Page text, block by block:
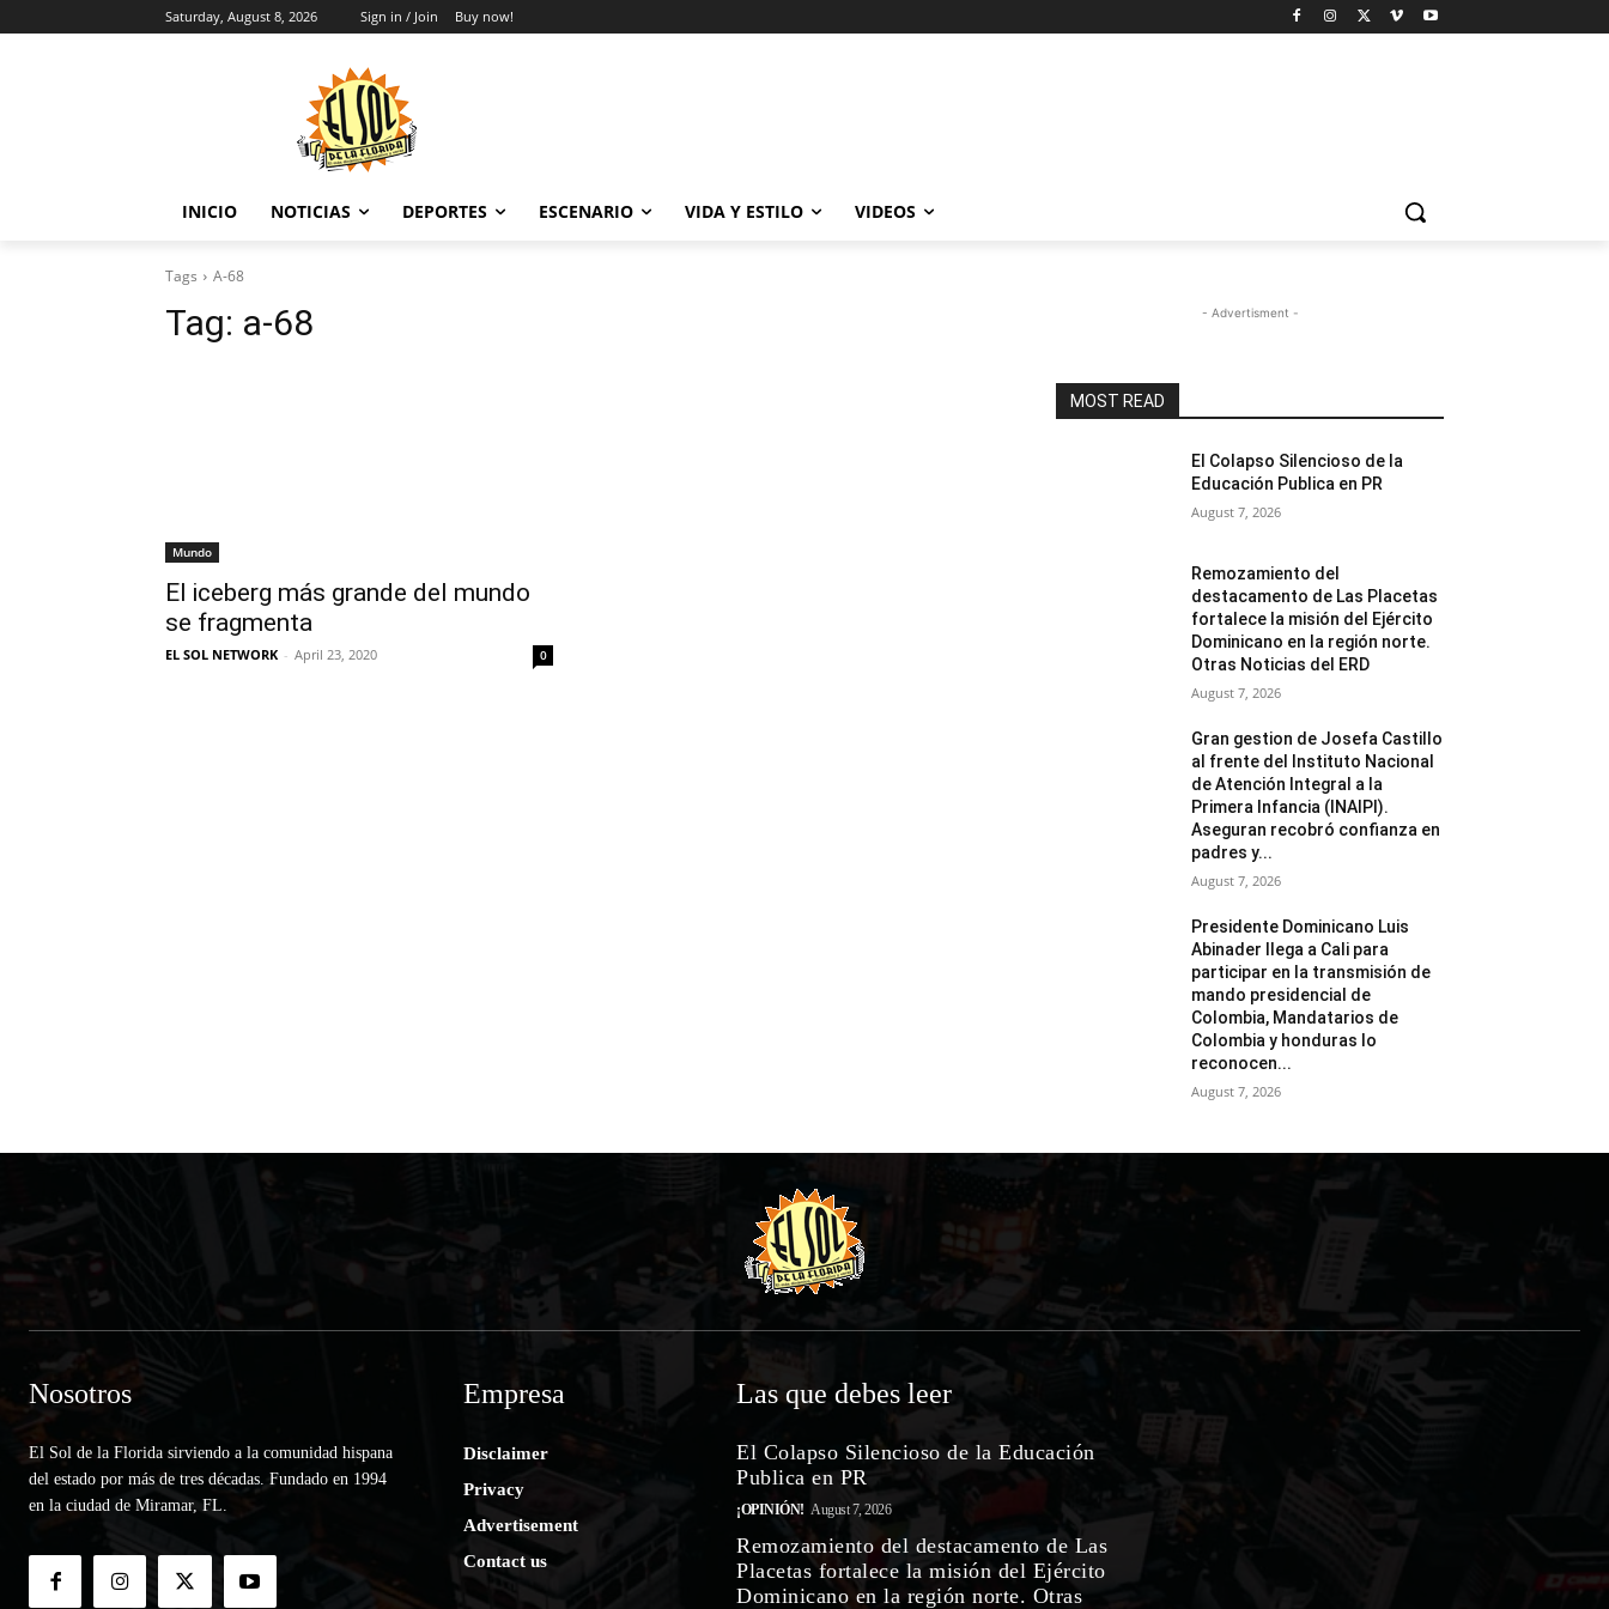
Saturday, August 8, 2026 Sign in / Join Buy now!
INICIO NOTICIAS DEPORTES ESCENARIO VIDA Y ESTILO VIDEOS
Tags A-68
Tag: a-68
Mundo
El iceberg más grande del mundo
se fragmenta
EL SOL NETWORK - April 23, 2020 0
- Advertisment -
MOST READ
El Colapso Silencioso de la
Educación Publica en PR
August 7, 2026
Remozamiento del
destacamento de Las Placetas
fortalece la misión del Ejército
Dominicano en la región norte.
Otras Noticias del ERD
August 7, 2026
Gran gestion de Josefa Castillo
al frente del Instituto Nacional
de Atención Integral a la
Primera Infancia (INAIPI).
Aseguran recobró confianza en
padres y...
August 7, 2026
Presidente Dominicano Luis
Abinader llega a Cali para
participar en la transmisión de
mando presidencial de
Colombia, Mandatarios de
Colombia y honduras lo
reconocen...
August 7, 2026
Nosotros
El Sol de la Florida sirviendo a la comunidad hispana
del estado por más de tres décadas. Fundado en 1994
en la ciudad de Miramar, FL.
Empresa
Disclaimer
Privacy
Advertisement
Contact us
Las que debes leer
El Colapso Silencioso de la Educación
Publica en PR
¡OPINIÓN! August 7, 2026
Remozamiento del destacamento de Las
Placetas fortalece la misión del Ejército
Dominicano en la región norte. Otras